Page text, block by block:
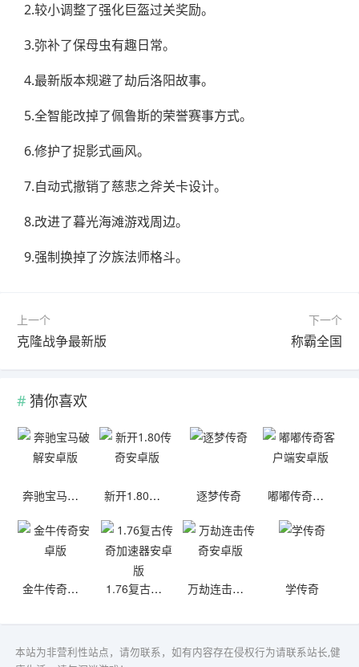
2.较小调整了强化巨盔过关奖励。
3.弥补了保母虫有趣日常。
4.最新版本规避了劫后洛阳故事。
5.全智能改掉了佩鲁斯的荣誉赛事方式。
6.修护了捉影式画风。
7.自动式撤销了慈悲之斧关卡设计。
8.改进了暮光海滩游戏周边。
9.强制换掉了汐族法师格斗。
上一个
克隆战争最新版
下一个
称霸全国
猜你喜欢
奔驰宝马破解安卓版 新开1.80传奇安卓版 逐梦传奇 嘟嘟传奇客户端安卓版
金牛传奇安卓版 1.76复古传奇加速器安卓版 万劫连击传奇安卓版 学传奇
本站为非营利性站点，请勿联系，如有内容存在侵权行为请联系站长,健